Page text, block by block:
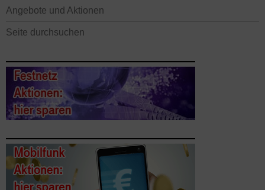
Angebote und Aktionen
Seite durchsuchen